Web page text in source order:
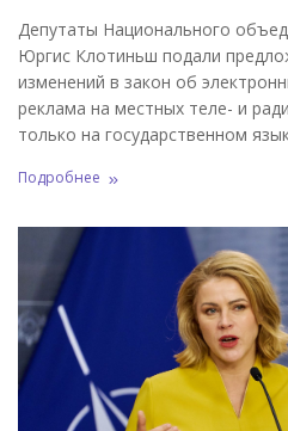
Депутаты Национального
Юргис Клотиньш подали
изменений в закон об
реклама на местных теле- и
только на государственном
Подробнее